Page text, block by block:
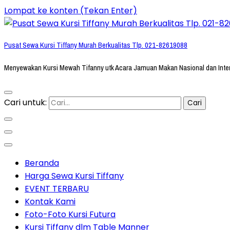
Lompat ke konten (Tekan Enter)
Pusat Sewa Kursi Tiffany Murah Berkualitas Tlp. 021-82619088
Menyewakan Kursi Mewah Tifanny utk Acara Jamuan Makan Nasional dan
Cari untuk:
Beranda
Harga Sewa Kursi Tiffany
EVENT TERBARU
Kontak Kami
Foto-Foto Kursi Futura
Kursi Tiffany dlm Table Manner